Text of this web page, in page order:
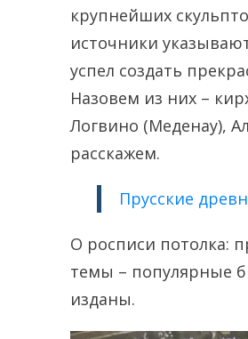
крупнейших
источники
успел создать
Назовем из них –
Логвино (Меденау),
расскажем.
Прусские
О росписи потолка:
темы – популярные
изданы.